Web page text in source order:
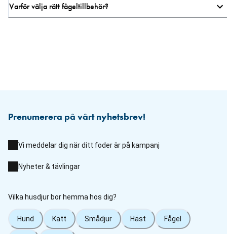
Varför välja rätt fågeltillbehör?
Prenumerera på vårt nyhetsbrev!
Vi meddelar dig när ditt foder är på kampanj
Nyheter & tävlingar
Vilka husdjur bor hemma hos dig?
Hund Katt Smådjur Häst Fågel